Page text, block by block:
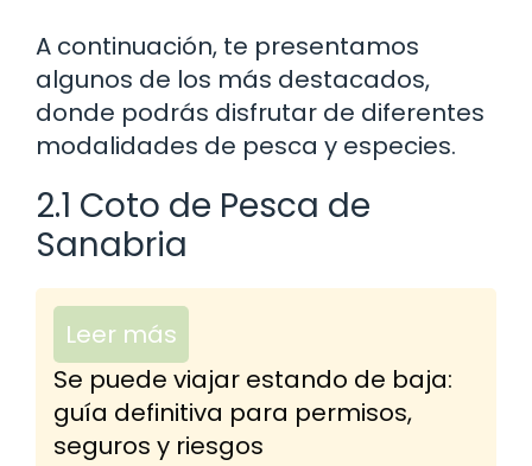
A continuación, te presentamos
algunos de los más destacados,
donde podrás disfrutar de diferentes
modalidades de pesca y especies.
2.1 Coto de Pesca de
Sanabria
Leer más
Se puede viajar estando de baja:
guía definitiva para permisos,
seguros y riesgos